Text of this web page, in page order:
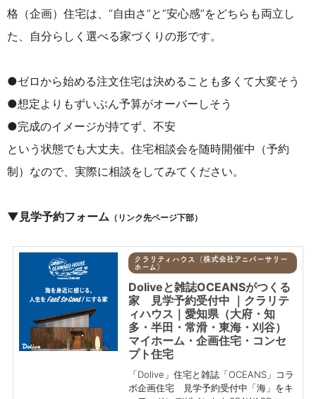
格（企画）住宅は、“自由さ”と“安心感”をどちらも両立し
た、自分らしく選べる家づくりの形です。
●ゼロから始める注文住宅は決めることも多くて大変そう
●想定よりもずいぶん予算がオーバーしそう
●完成のイメージが持てず、不安
という状態でも大丈夫。住宅相談会を随時開催中（予約
制）なので、実際に相談をしてみてください。
▼見学予約フォーム （リンク先ページ下部）
クラリティハウス（株式会社アニバーサリー
ホーム）
Doliveと雑誌OCEANSがつくる
家 見学予約受付中 ｜クラリテ
ィハウス｜愛知県（大府・知
多・半田・常滑・東海・刈谷）
マイホーム・企画住宅・コンセ
プト住宅
「Dolive」住宅と雑誌「OCEANS」コラ
ボ企画住宅 見学予約受付中「海」をキ